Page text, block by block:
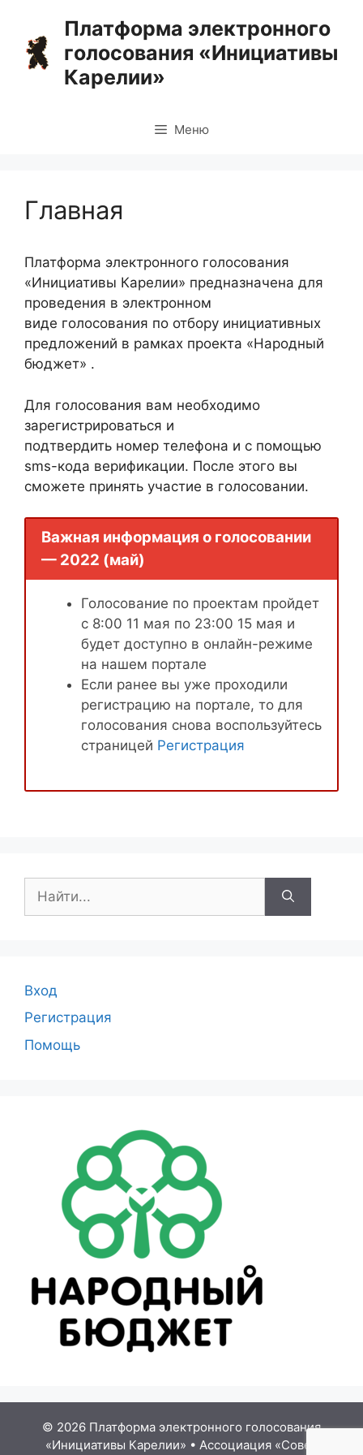
содержимому
Платформа электронного
голосования «Инициативы
Карелии»
Меню
Главная
Платформа электронного голосования
«Инициативы Карелии» предназначена для
проведения в электронном
виде голосования по отбору инициативных
предложений в рамках проекта «Народный
бюджет» .
Для голосования вам необходимо
зарегистрироваться и
подтвердить номер телефона и с помощью
sms-кода верификации. После этого вы
сможете принять участие в голосовании.
Важная информация о голосовании
— 2022 (май)
Голосование по проектам пройдет
с 8:00 11 мая по 23:00 15 мая и
будет доступно в онлайн-режиме
на нашем портале
Если ранее вы уже проходили
регистрацию на портале, то для
голосования снова воспользуйтесь
страницей Регистрация
Вход
Регистрация
Помощь
© 2026 Платформа электронного голосования
«Инициативы Карелии» • Ассоциация «Совет